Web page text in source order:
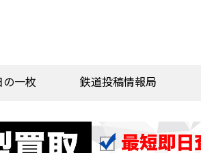
の一枚 鉄道投稿情報局